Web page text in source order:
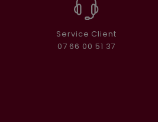
Service Client
07 66 00 51 37